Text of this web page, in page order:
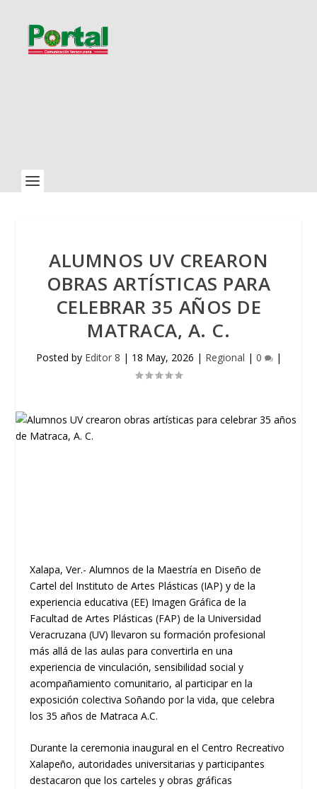
ALUMNOS UV CREARON
OBRAS ARTÍSTICAS PARA
CELEBRAR 35 AÑOS DE
MATRACA, A. C.
Posted by Editor 8 | 18 May, 2026 | Regional | 0 |
Xalapa, Ver.- Alumnos de la Maestría en Diseño de
Cartel del Instituto de Artes Plásticas (IAP) y de la
experiencia educativa (EE) Imagen Gráfica de la
Facultad de Artes Plásticas (FAP) de la Universidad
Veracruzana (UV) llevaron su formación profesional
más allá de las aulas para convertirla en una
experiencia de vinculación, sensibilidad social y
acompañamiento comunitario, al participar en la
exposición colectiva Soñando por la vida, que celebra
los 35 años de Matraca A.C.
Durante la ceremonia inaugural en el Centro Recreativo
Xalapeño, autoridades universitarias y participantes
destacaron que los carteles y obras gráficas